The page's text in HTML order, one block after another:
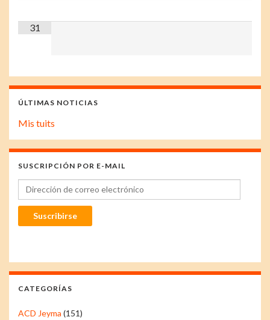
31
ÚLTIMAS NOTICIAS
Mis tuits
SUSCRIPCIÓN POR E-MAIL
Dirección de correo electrónico
Suscribirse
CATEGORÍAS
ACD Jeyma (151)